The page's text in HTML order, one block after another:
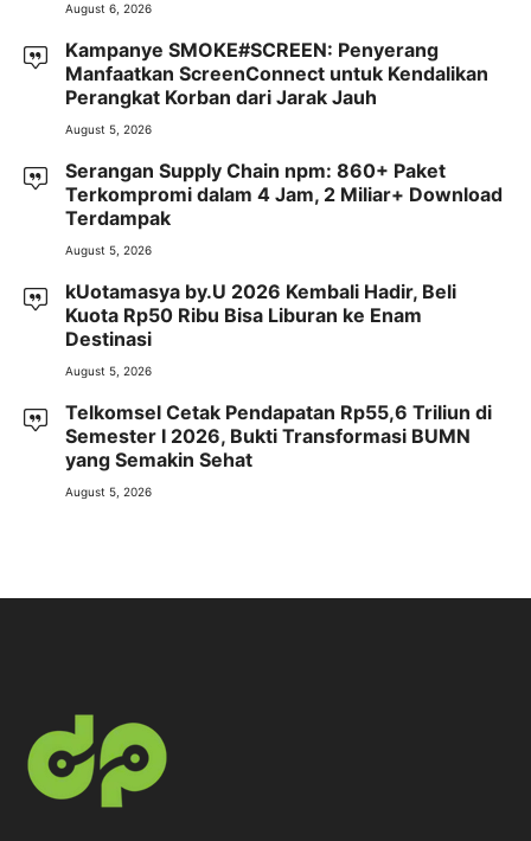
August 6, 2026
Kampanye SMOKE#SCREEN: Penyerang
Manfaatkan ScreenConnect untuk Kendalikan
Perangkat Korban dari Jarak Jauh
August 5, 2026
Serangan Supply Chain npm: 860+ Paket
Terkompromi dalam 4 Jam, 2 Miliar+ Download
Terdampak
August 5, 2026
kUotamasya by.U 2026 Kembali Hadir, Beli
Kuota Rp50 Ribu Bisa Liburan ke Enam
Destinasi
August 5, 2026
Telkomsel Cetak Pendapatan Rp55,6 Triliun di
Semester I 2026, Bukti Transformasi BUMN
yang Semakin Sehat
August 5, 2026